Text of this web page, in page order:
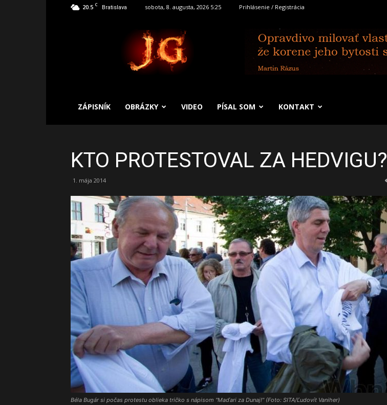
20.5 C Bratislava sobota, 8. augusta, 2026 5:25 Prihlásenie / Registrácia
SLOBODNÝ
ZÁPISNÍK OBRÁZKY VIDEO PÍSAL SOM KONTAKT
KTO PROTESTOVAL ZA HEDVIGU?
1. mája 2014
Béla Bugár si počas protestu oblieka tričko s nápisom "Maďari za Dunaj!" (Foto: SITA/Ľudovít Vaniher)